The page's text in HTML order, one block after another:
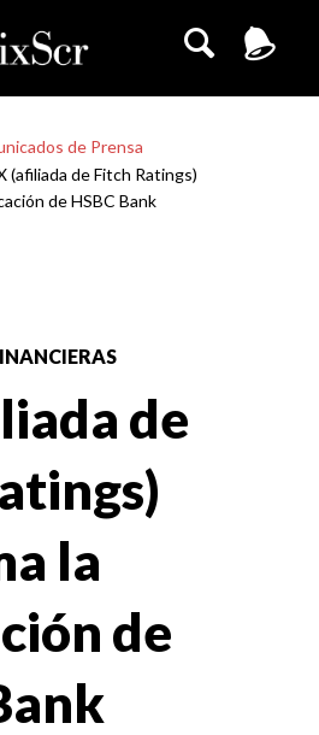
de Prensa
(afiliada de Fitch Ratings)
de HSBC Bank
de
la
de